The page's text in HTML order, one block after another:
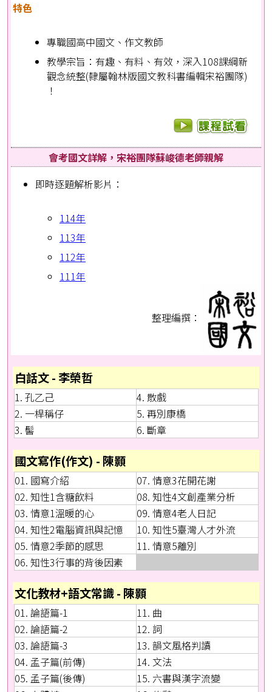
特色
專職國高中國文、作文教師
教學宗旨：有趣、有料、有效，深入108課綱新
觀念統整(隸屬翰林版國文教科書編輯宋裕團隊)
！
會考國文詳解，宋裕團隊蘇峻德老師親解
即時逐題解析影片：
114年
113年
112年
111年
整理編撰：
白話文 - 李榮哲
1. 孔乙己
4. 散戲
2. 一桿稱仔
5. 再別康橋
3. 髻
6. 斷章
國文寫作(作文) - 陳顥
01. 國寫介紹
07. 情意3花開花謝
02. 知性1含糖飲料
08. 知性4文創產業分析
03. 情意1溫暖的心
09. 情意4老人日記
04. 知性2電腦資訊與記憶
10. 知性5臺灣人才外流
05. 情意2季節的感思
11. 情意5離別
06. 知性3行事的背後因素
文化教材+語文常識 - 陳顥
01. 論語篇-1
11. 曲
02. 論語篇-2
12. 詞
03. 論語篇-3
13. 韻文風格判讀
04. 孟子篇(前傳)
14. 文法
05. 孟子篇(後傳)
15. 六書與漢字流變